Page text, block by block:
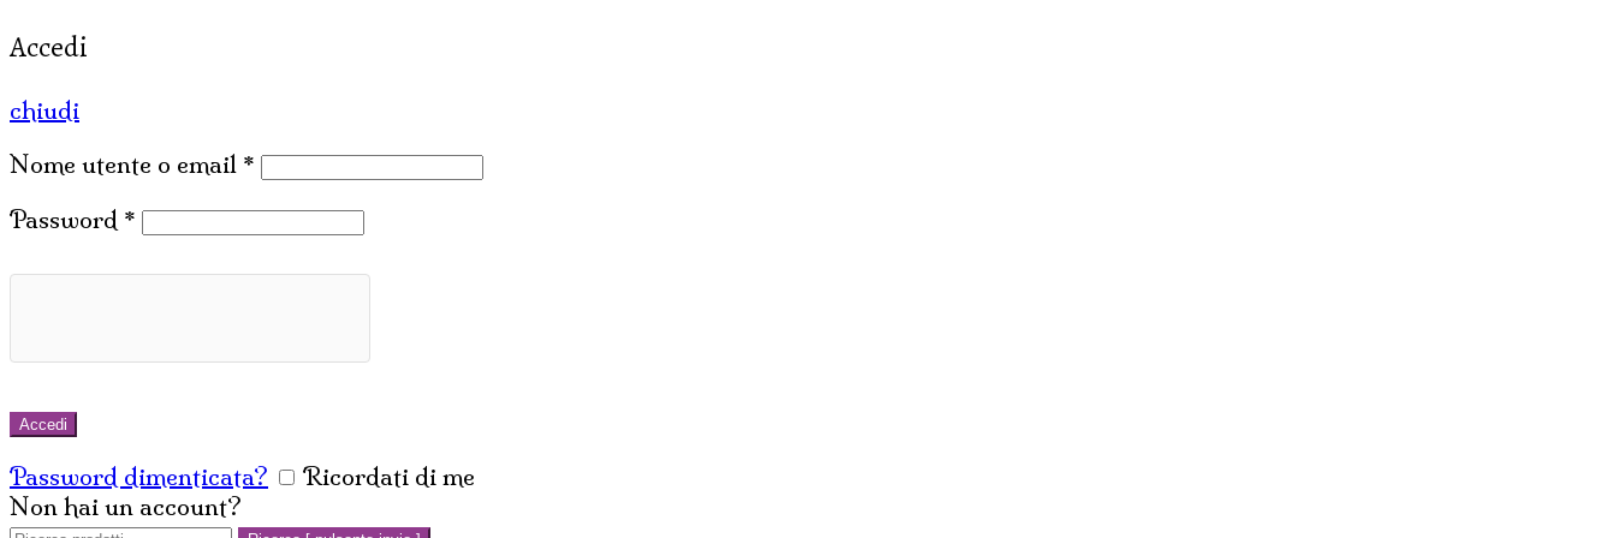
Accedi
chiudi
Nome utente o email *
Password *
Accedi
Password dimenticata?
Ricordati di me
Non hai un account?